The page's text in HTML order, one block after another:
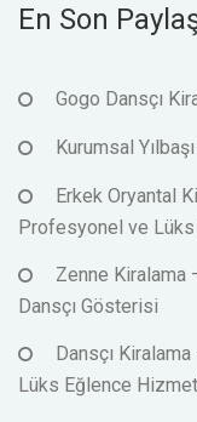
En Son
Gogo Dansçı
Kurumsal
Erkek Oryantal
Profesyonel ve
Zenne Kiralama
Dansçı Gösterisi
Dansçı
Lüks Eğlence